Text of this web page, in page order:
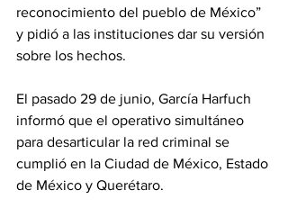
reconocimiento del pueblo de México”
y pidió a las instituciones dar su versión
sobre los hechos.
El pasado 29 de junio, García Harfuch
informó que el operativo simultáneo
para desarticular la red criminal se
cumplió en la Ciudad de México, Estado
de México y Querétaro.